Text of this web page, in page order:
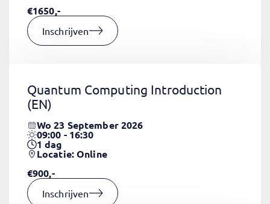
€1650,-
Inschrijven
Quantum Computing Introduction
(EN)
Wo 23 September 2026
09:00 - 16:30
1dag
Locatie: Online
€900,-
Inschrijven